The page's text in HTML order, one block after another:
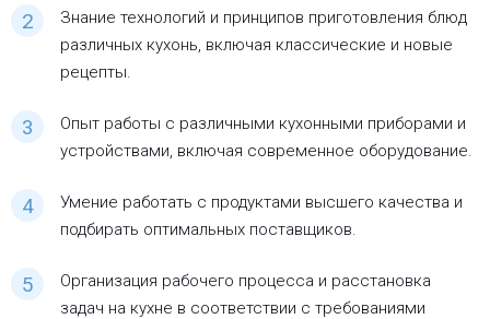
Знание технологий и принципов приготовления блюд
различных кухонь, включая классические и новые
рецепты.
Опыт работы с различными кухонными приборами и
устройствами, включая современное оборудование.
Умение работать с продуктами высшего качества и
подбирать оптимальных поставщиков.
Организация рабочего процесса и расстановка
задач на кухне в соответствии с требованиями